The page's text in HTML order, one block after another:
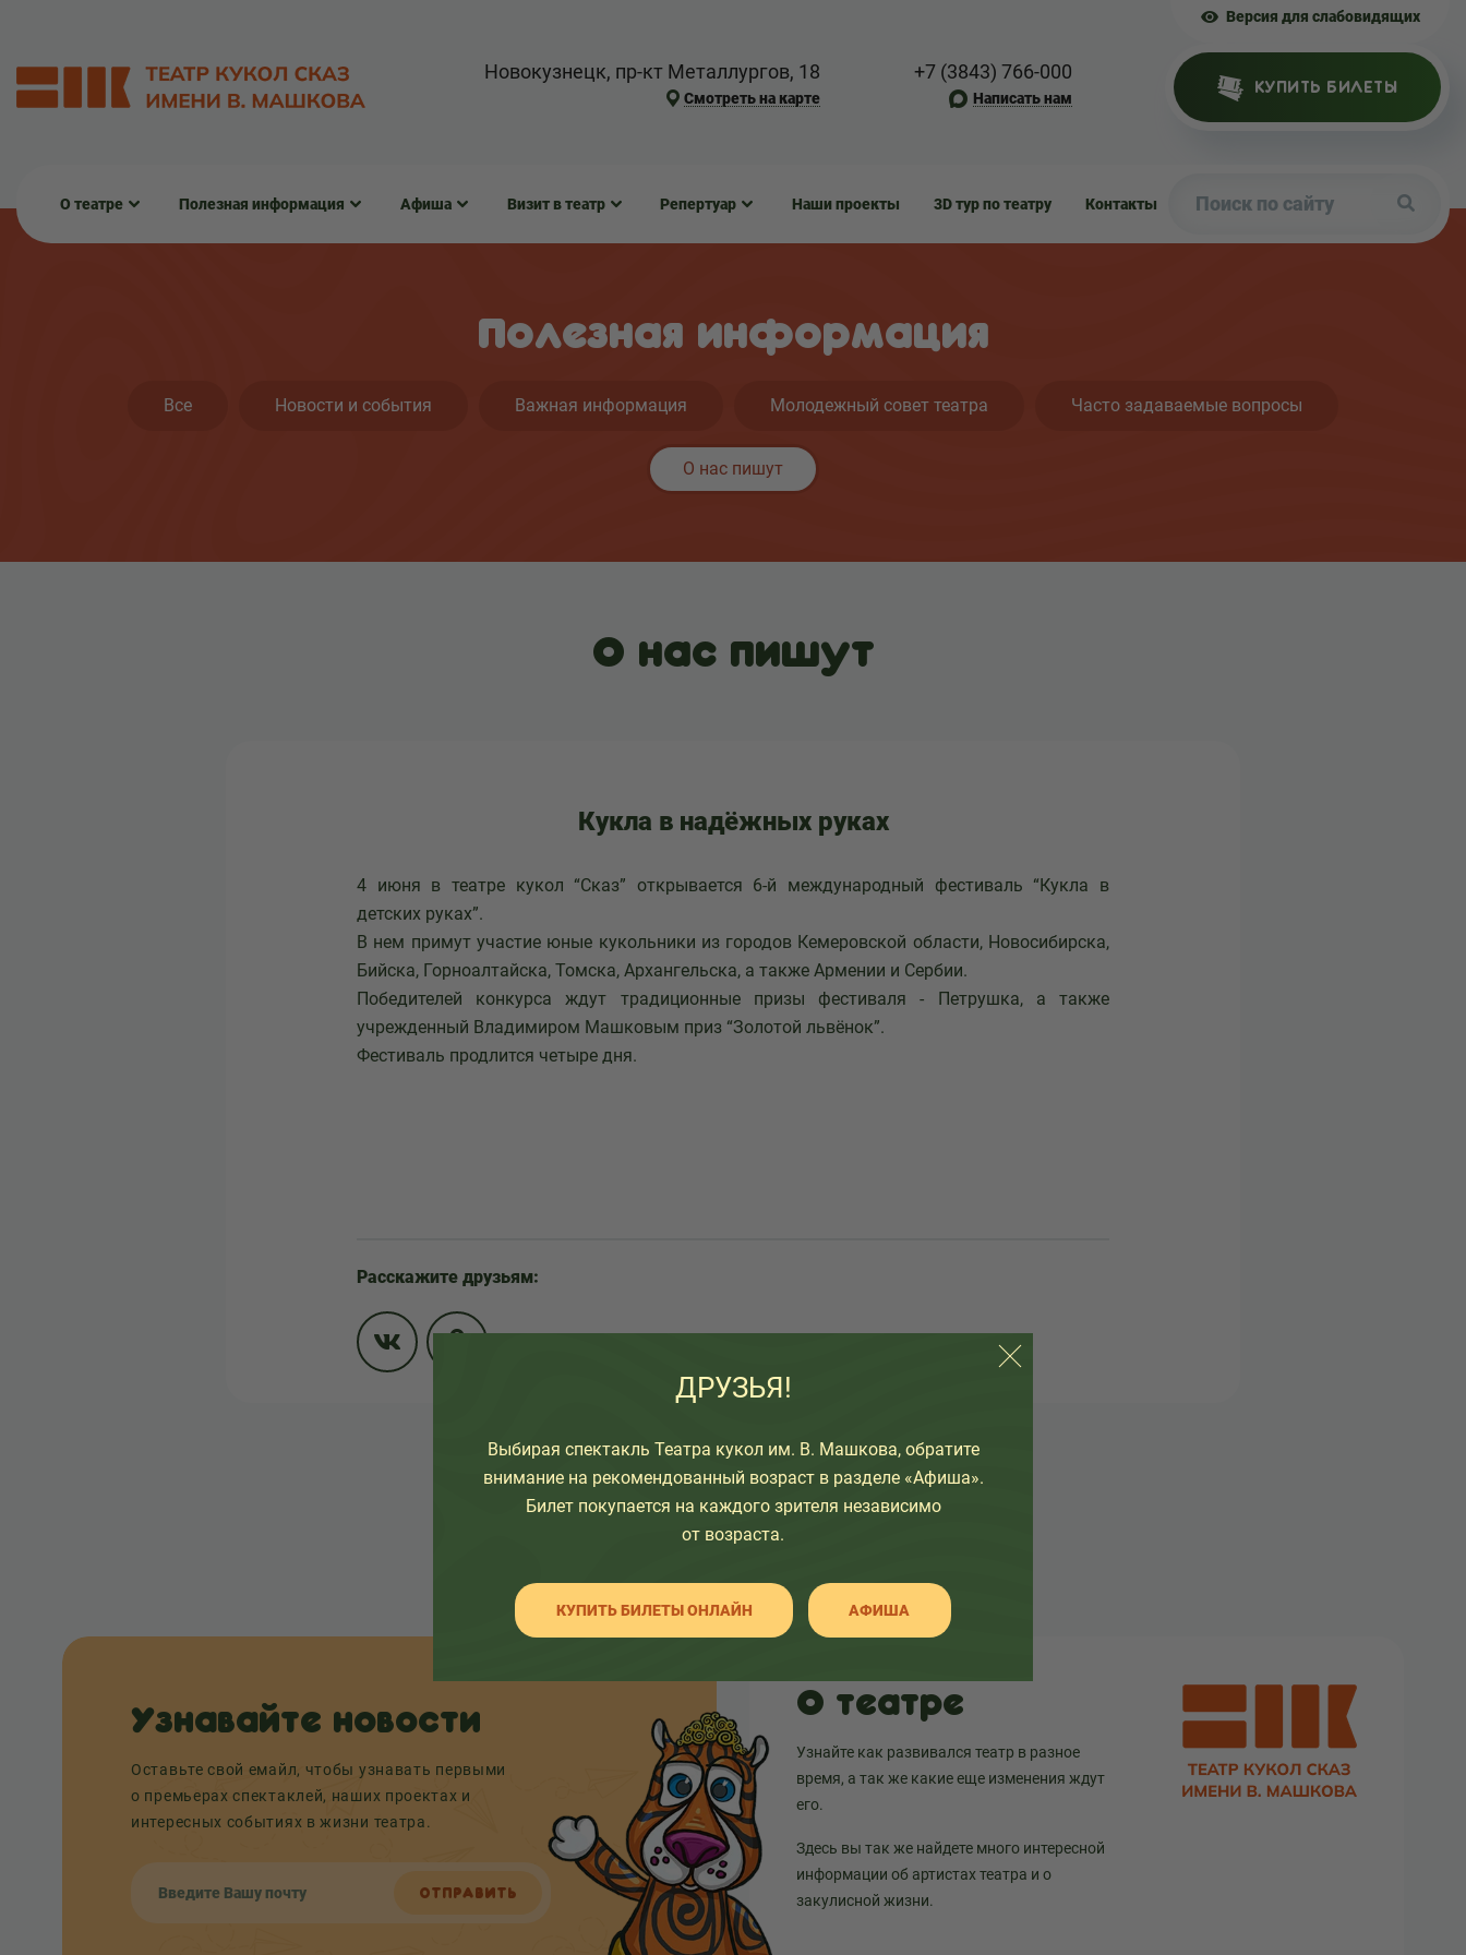
Версия для слабовидящих
Новокузнецк, пр-кт Металлургов, 18
Смотреть на карте
+7 (3843) 766-000
Написать нам
КУПИТЬ БИЛЕТЫ
О театре Полезная информация Афиша Визит в театр Репертуар Наши проекты 3D тур по театру Контакты
Полезная информация
Все Новости и события Важная информация Молодежный совет театра Часто задаваемые вопросы
О нас пишут
О нас пишут
Кукла в надёжных руках
4 июня в театре кукол “Сказ” открывается 6-й международный фестиваль “Кукла в
детских руках”.
В нем примут участие юные кукольники из городов Кемеровской области, Новосибирска,
Бийска, Горноалтайска, Томска, Архангельска, а также Армении и Сербии.
Победителей конкурса ждут традиционные призы фестиваля - Петрушка, а также
учрежденный Владимиром Машковым приз “Золотой львёнок”.
Фестиваль продлится четыре дня.
Расскажите друзьям:
НАЗАД К СПИСКУ
Узнавайте новости
Оставьте свой емайл, чтобы узнавать первыми
о премьерах спектаклей, наших проектах и
интересных событиях в жизни театра.
ОТПРАВИТЬ
О театре
Узнайте как развивался театр в разное
время, а так же какие еще изменения ждут
его.
Здесь вы так же найдете много интересной
информации об артистах театра и о
закулисной жизни.
ДРУЗЬЯ!
Выбирая спектакль Театра кукол им. В. Машкова, обратите
внимание на рекомендованный возраст в разделе «Афиша».
Билет покупается на каждого зрителя независимо
от возраста.
КУПИТЬ БИЛЕТЫ ОНЛАЙН АФИША